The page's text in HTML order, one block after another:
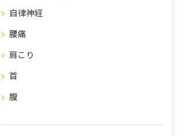
自律神経
腰痛
肩こり
首
腹